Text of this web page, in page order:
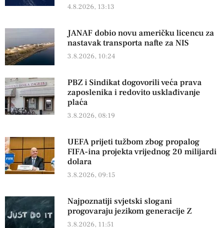
4.8.2026, 13:13
JANAF dobio novu američku licencu za
nastavak transporta nafte za NIS
3.8.2026, 10:24
PBZ i Sindikat dogovorili veća prava
zaposlenika i redovito usklađivanje
plaća
3.8.2026, 08:19
UEFA prijeti tužbom zbog propalog
FIFA-ina projekta vrijednog 20 milijardi
dolara
3.8.2026, 09:15
Najpoznatiji svjetski slogani
progovaraju jezikom generacije Z
3.8.2026, 11:51